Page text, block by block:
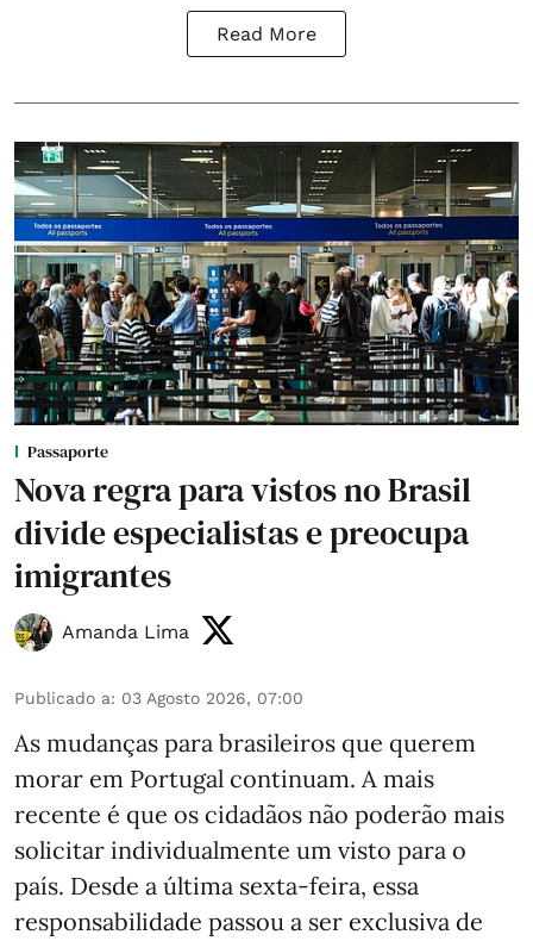
Read More
Passaporte
Nova regra para vistos no Brasil
divide especialistas e preocupa
imigrantes
Amanda Lima
Publicado a: 03 Agosto 2026, 07:00
As mudanças para brasileiros que querem
morar em Portugal continuam. A mais
recente é que os cidadãos não poderão mais
solicitar individualmente um visto para o
país. Desde a última sexta-feira, essa
responsabilidade passou a ser exclusiva de